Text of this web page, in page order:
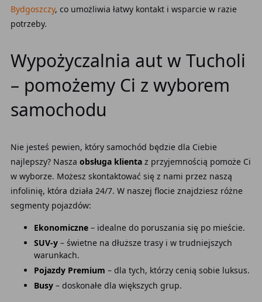
Bydgoszczy, co umożliwia łatwy kontakt i wsparcie w razie
potrzeby.
Wypożyczalnia aut w Tucholi
– pomożemy Ci z wyborem
samochodu
Nie jesteś pewien, który samochód będzie dla Ciebie
najlepszy? Nasza obsługa klientaz przyjemnością pomoże Ci
w wyborze. Możesz skontaktować się z nami przez naszą
infolinię, która działa 24/7. W naszej flocie znajdziesz różne
segmenty pojazdów:
Ekonomiczne– idealne do poruszania się po mieście.
SUV-y– świetne na dłuższe trasy i w trudniejszych
warunkach.
Pojazdy Premium – dla tych, którzy cenią sobie luksus.
Busy– doskonałe dla większych grup.